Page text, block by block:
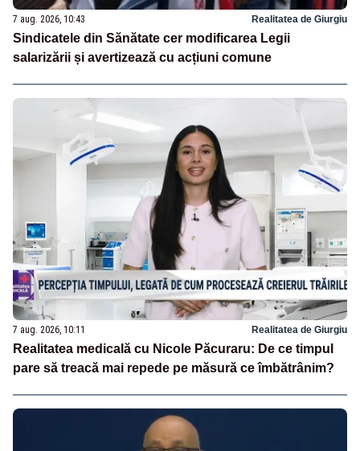
7 aug. 2026, 10:43 Realitatea de Giurgiu
Sindicatele din Sănătate cer modificarea Legii
salarizării și avertizează cu acțiuni comune
7 aug. 2026, 10:11 Realitatea de Giurgiu
Realitatea medicală cu Nicole Păcuraru: De ce timpul
pare să treacă mai repede pe măsură ce îmbătrânim?